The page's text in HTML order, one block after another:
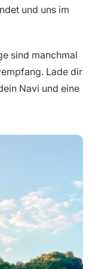
und uns im
sind manchmal
Lade dir
Navi und eine